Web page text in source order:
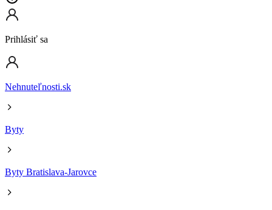
Prihlásiť sa
Nehnuteľnosti.sk
Byty
Byty Bratislava-Jarovce